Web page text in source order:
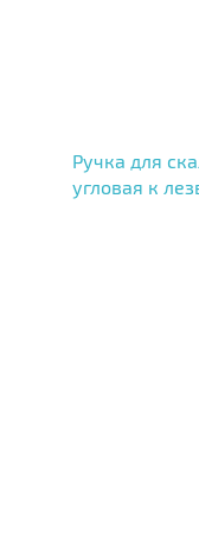
Ручка для
угловая к